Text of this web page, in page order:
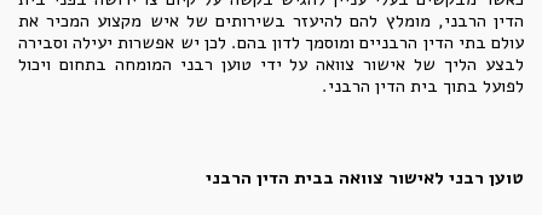
הדין הרבני, מומלץ להם להיעזר בשירותים של איש מקצוע המכיר את
עולם בתי הדין הרבניים ומוסמך לדון בהם. לכן יש אפשרות יעילה וסבירה
לבצע הליך של אישור צוואה על ידי טוען רבני המומחה בתחום ויכול
לפועל בתוך בית הדין הרבני.
טוען רבני לאישור צוואה בבית הדין הרבני